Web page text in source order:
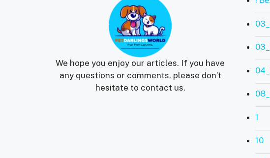
We hope you enjoy our articles. If you have
any questions or comments, please don’t
hesitate to contact us.
1
10